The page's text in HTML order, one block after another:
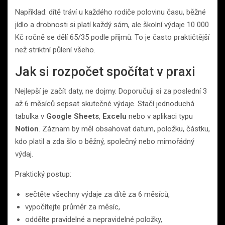
Například: dítě tráví u každého rodiče polovinu času, běžné
jídlo a drobnosti si platí každý sám, ale školní výdaje 10 000
Kč ročně se dělí 65/35 podle příjmů. To je často praktičtější
než striktní půlení všeho.
Jak si rozpočet spočítat v praxi
Nejlepší je začít daty, ne dojmy. Doporučuji si za poslední 3
až 6 měsíců sepsat skutečné výdaje. Stačí jednoduchá
tabulka v Google Sheets, Excelu nebo v aplikaci typu
Notion. Záznam by měl obsahovat datum, položku, částku,
kdo platil a zda šlo o běžný, společný nebo mimořádný
výdaj.
Praktický postup:
sečtěte všechny výdaje za dítě za 6 měsíců,
vypočítejte průměr za měsíc,
oddělte pravidelné a nepravidelné položky,